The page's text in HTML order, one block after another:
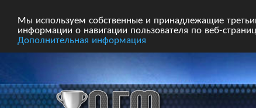
Мы используем собственные и принадлежащие
информации о навигации пользователя по веб-
Дополнительная информация